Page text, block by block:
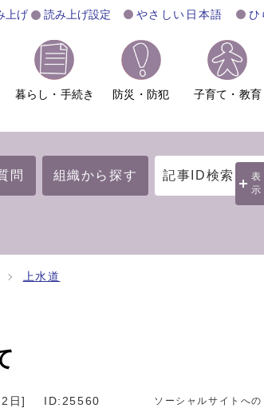
上げ 読み上げ設定 やさしい日本語 ひ
暮らし・手続き 防災・防犯 子育て・教育
問 組織から探す 記事ID検索
表
示
上水道
日] ID:25560 ソーシャルサイトへ